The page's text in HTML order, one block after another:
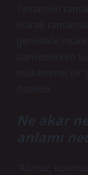
Tamamen
olarak
genellikle
bahsederken
mükemmel bir
ifadedir.
Ne akar
anlamı
“Akmaz,